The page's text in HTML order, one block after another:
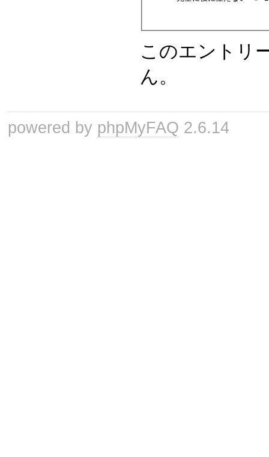
このエントリ
ん。
powered by phpMyFAQ 2.6.14